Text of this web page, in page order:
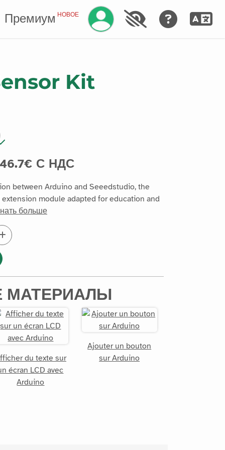
ПремиумНОВОЕ Управление аккаунтом
Kit
46.7€ С НДС
between Arduino and Seeedstudio, the
module adapted for education and
больше
МАТЕРИАЛЫ
du texte sur
écran LCD avec
Arduino
Ajouter un bouton
sur Arduino